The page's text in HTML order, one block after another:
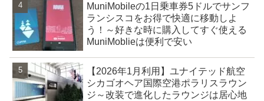
MuniMobileの1日乗車券5ドルでサンフ
ランシスコをお得で快適に移動しよ
う！～好きな時に購入してすぐ使える
MuniMoblieは便利で安い
【2026年1月利用】ユナイテッド航空
シカゴオヘア国際空港ポラリスラウン
ジ～改装で進化したラウンジは居心地